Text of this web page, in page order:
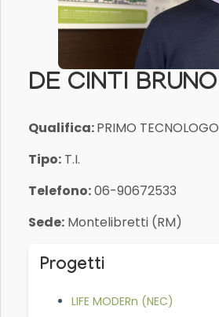
DE CINTI BRUNO
Qualifica:PRIMO TECNOLOGO
Tipo: T.I.
Telefono:06-90672533
Sede: Montelibretti (RM)
Progetti
LIFE MODERn (NEC)